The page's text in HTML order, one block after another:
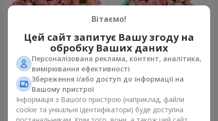
Квіти в коробці "Рожевий
оазис"
2 749 грн
Композиція "Балада про
маму"
2 199 грн
Вітаємо!
Цей сайт запитує Вашу згоду на
обробку Ваших даних
Персоналізована реклама, контент, аналітика,
вимірювання ефективності
Збереження і/або доступ до інформації на
Вашому пристрої
Інформація з Вашого пристрою (наприклад, файли
cookie та унікальні ідентифікатори) буде доступна